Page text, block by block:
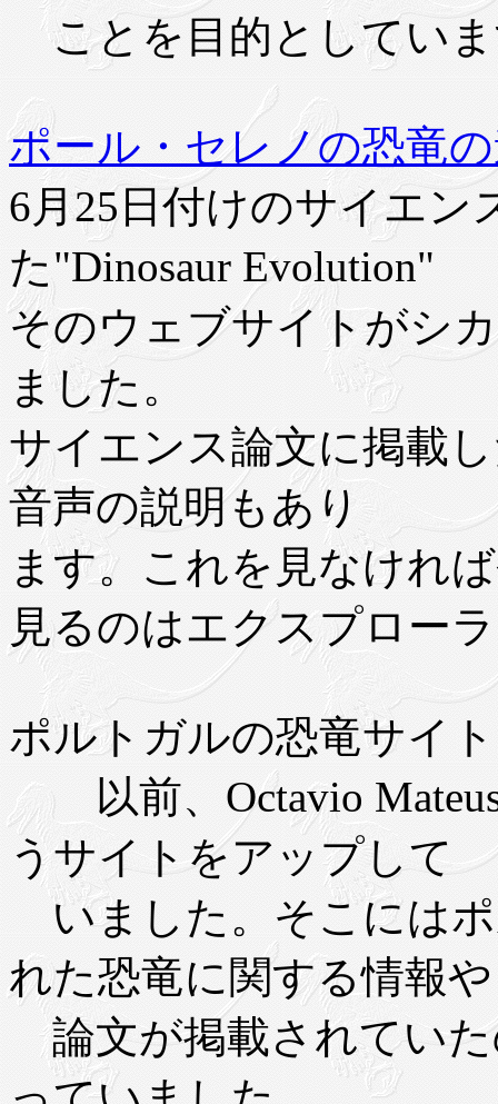
ことを目的としてい
ポール・セレノの恐竜
6月25日付けのサイエン
た"Dinosaur Evolution"
そのウェブサイトがシ
ました。
サイエンス論文に掲載
音声の説明もあり
ます。これを見なけれ
見るのはエクスプロー
ポルトガルの恐竜サイト
以前、Octavio Mateus
うサイトをアップして
いました。そこには
れた恐竜に関する情報や
論文が掲載されてい